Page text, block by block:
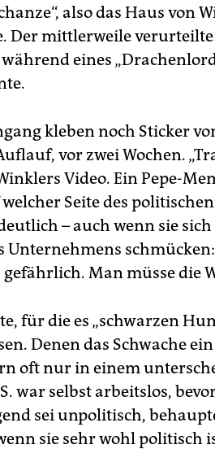
also das Haus von
Der mittlerweile
eines
kleben noch Sticker
vor zwei Wochen.
Video. Ein Pepe-
welcher Seite des
– auch wenn sie
Unternehmens
Man müsse die
für die es „schwarzen
Denen das Schwache
oft nur in einem
war selbst arbeitslos,
sei unpolitisch,
sie sehr wohl politisch